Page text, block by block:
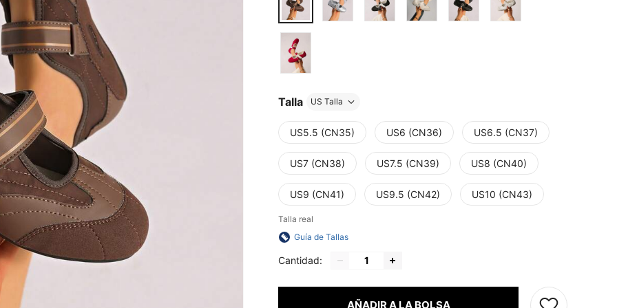
Talla US Talla
US5.5 (CN35) US6 (CN36) US6.5 (CN37)
US7 (CN38) US7.5 (CN39) US8 (CN40)
US9 (CN41) US9.5 (CN42) US10 (CN43)
Talla real
Guía de Tallas
Cantidad:
AÑADIR A LA BOLSA